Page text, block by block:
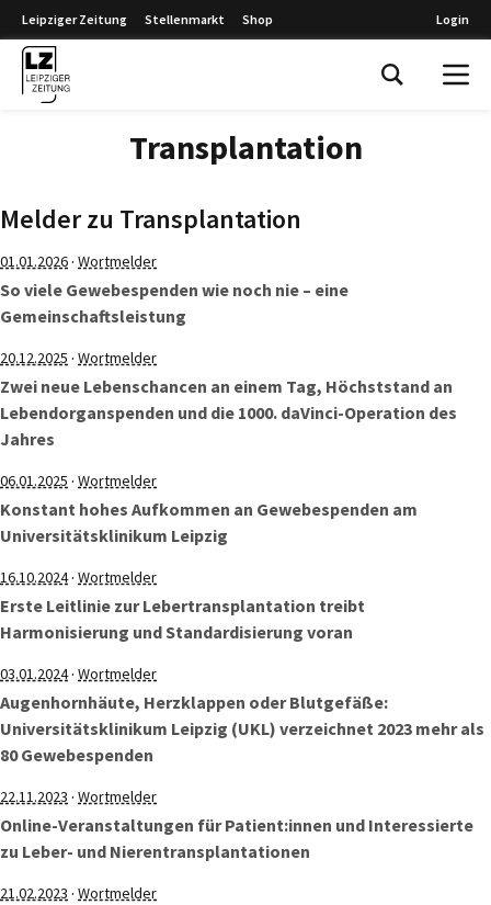
Leipziger Zeitung Stellenmarkt Shop Login
Transplantation
Melder zu Transplantation
01.01.2026· Wortmelder
So viele Gewebespenden wie noch nie – eine
Gemeinschaftsleistung
20.12.2025 · Wortmelder
Zwei neue Lebenschancen an einem Tag, Höchststand an
Lebendorganspenden und die 1000. daVinci-Operation des
Jahres
06.01.2025 · Wortmelder
Konstant hohes Aufkommen an Gewebespenden am
Universitätsklinikum Leipzig
16.10.2024· Wortmelder
Erste Leitlinie zur Lebertransplantation treibt
Harmonisierung und Standardisierung voran
03.01.2024· Wortmelder
Augenhornhäute, Herzklappen oder Blutgefäße:
Universitätsklinikum Leipzig (UKL) verzeichnet 2023 mehr als
80 Gewebespenden
22.11.2023 · Wortmelder
Online-Veranstaltungen für Patient:innen und Interessierte
zu Leber- und Nierentransplantationen
21.02.2023 · Wortmelder